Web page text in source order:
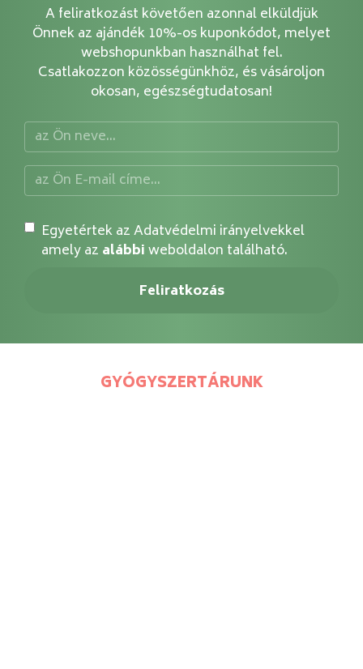
A feliratkozást követően azonnal elküldjük
Önnek az ajándék 10%-os kuponkódot, melyet
webshopunkban használhat fel.
Csatlakozzon közösségünkhöz, és vásároljon
okosan, egészségtudatosan!
Egyetértek az Adatvédelmi irányelvekkel
amely az alábbiweboldalon található.
GYÓGYSZERTÁRUNK